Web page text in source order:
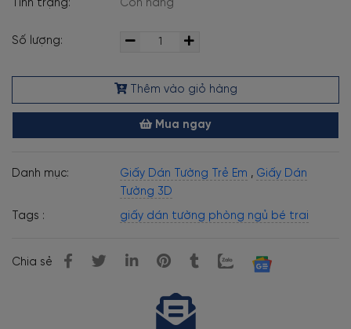
Tình trạng: Còn hàng
Số lượng:
Thêm vào giỏ hàng
Mua ngay
Danh mục: Giấy Dán Tường Trẻ Em , Giấy Dán
Tường 3D
Tags :
giấy dán tường phòng ngủ bé trai
Chia sẻ